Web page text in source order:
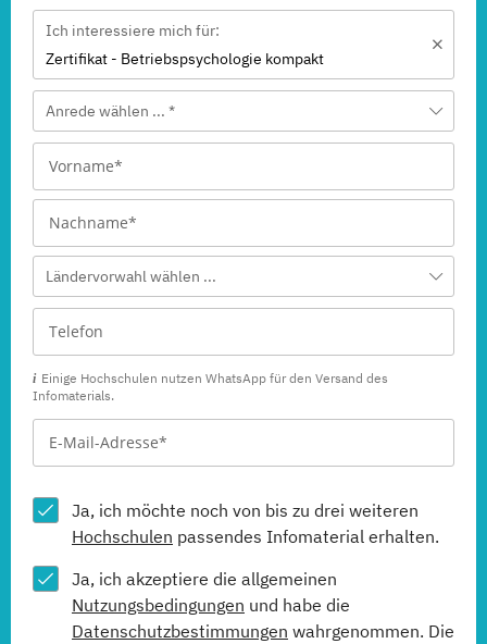
Ich interessiere mich für:
Zertifikat - Betriebspsychologie kompakt
Anrede wählen ... *
Ländervorwahl wählen ...
Einige Hochschulen nutzen WhatsApp für den Versand des
Infomaterials.
Ja, ich möchte noch von bis zu drei weiteren
Hochschulen passendes Infomaterial erhalten.
Ja, ich akzeptiere die allgemeinen
Nutzungsbedingungen und habe die
Datenschutzbestimmungen wahrgenommen. Die